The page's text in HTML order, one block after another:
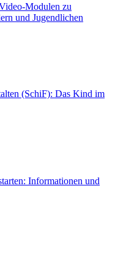
Modulen zu
und Jugendlichen
(SchiF): Das Kind im
Informationen und